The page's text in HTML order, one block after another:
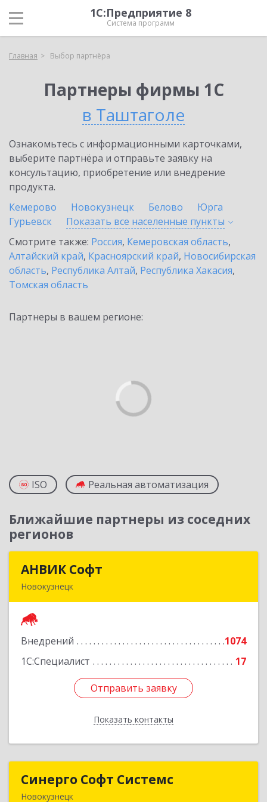
1С:Предприятие 8
Система программ
Главная Выбор партнёра
Партнеры фирмы 1С
в Таштаголе
Ознакомьтесь с информационными карточками,
выберите партнёра и отправьте заявку на
консультацию, приобретение или внедрение
продукта.
Кемерово
Новокузнецк Белово
Юрга
Гурьевск
Показать все населенные пункты
Смотрите также: Россия, Кемеровская область,
Алтайский край, Красноярский край, Новосибирская
область, Республика Алтай, Республика Хакасия,
Томская область
Партнеры в вашем регионе:
ISO Реальная автоматизация
Ближайшие партнеры из соседних
регионов
АНВИК Софт
Новокузнецк
Внедрений
1074
1С:Специалист
17
Отправить заявку
Показать контакты
Куйбышевский р-н, Невского ул, дом № 1, этаж
2
Отправить заявку
Назад
Синерго Софт Системс
Новокузнецк
Синерго Софт Системс